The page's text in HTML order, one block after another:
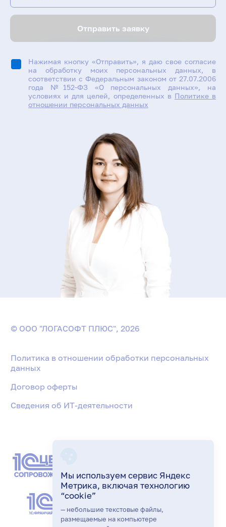
Отправить заявку
Нажимая кнопку «Отправить», я даю свое согласие
на обработку моих персональных данных, в
соответствии с Федеральным законом от 27.07.2006
года №152-ФЗ «О персональных данных», на
условиях и для целей, определенных в Политике в
отношении персональных данных
Мы используем сервис Яндекс
Метрика, включая технологию
“cookie”
— небольшие текстовые файлы,
размещаемые на компьютере
© ООО "ЛОГАСОФТ ПЛЮС", 2026
Политика в отношении обработки персональных
данных
Договор оферты
Сведения об ИТ-деятельности